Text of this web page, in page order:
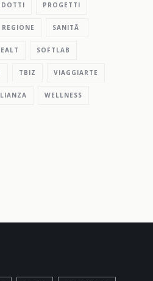
PROGETTI
REGIONE SANITÃ
SOFTLAB
TBIZ VIAGGIARTE
WELLNESS